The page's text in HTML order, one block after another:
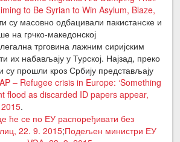
to Be Syrian to Win Asylum, Blaze,
су масовно одбацивали пакистанске и
на грчко-македонској
трговина лажним сиријским
их набављају у Турској. Најзад, преко
су прошли кроз Србију представљају
AP – Refugee crisis in Europe: ‘Something
flood as discarded ID papers appear,
.
ће се по ЕУ распоређивати без
22. 9. 2015;Подељен министри ЕУ